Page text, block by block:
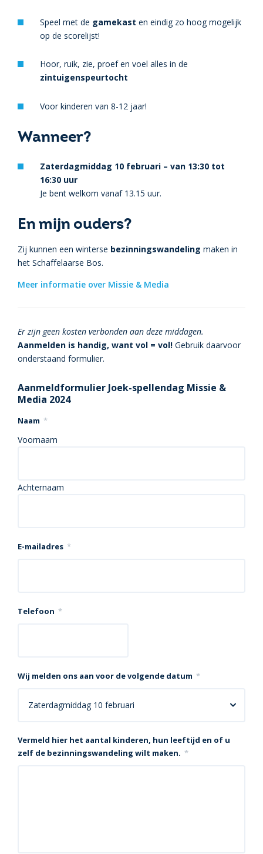
Speel met de gamekast en eindig zo hoog mogelijk
op de scorelijst!
Hoor, ruik, zie, proef en voel alles in de
zintuigenspeurtocht
Voor kinderen van 8-12 jaar!
Wanneer?
Zaterdagmiddag 10 februari – van 13:30 tot
16:30 uur
Je bent welkom vanaf 13.15 uur.
En mijn ouders?
Zij kunnen een winterse bezinningswandeling maken in
het Schaffelaarse Bos.
Meer informatie over Missie & Media
Er zijn geen kosten verbonden aan deze middagen.
Aanmelden is handig, want vol = vol! Gebruik daarvoor
onderstaand formulier.
Aanmeldformulier Joek-spellendag Missie &
Media 2024
Naam *
Voornaam
Achternaam
E-mailadres *
Telefoon *
Wij melden ons aan voor de volgende datum *
Vermeld hier het aantal kinderen, hun leeftijd en of u
zelf de bezinningswandeling wilt maken. *